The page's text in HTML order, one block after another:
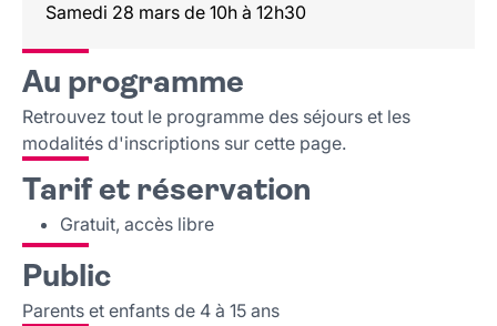
Samedi 28 mars de 10h à 12h30
Au programme
Retrouvez tout le programme des séjours et les
modalités d'inscriptions sur cette page.
Tarif et réservation
Gratuit, accès libre
Public
Parents et enfants de 4 à 15 ans